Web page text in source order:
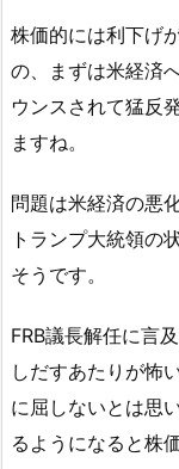
株価的には利下げ
の、まずは米経済
ウンスされて猛反
ますね。
問題は米経済の悪
トランプ大統領の
そうです。
FRB議長解任に言
しだすあたりが怖
に屈しないとは思
るようになると株